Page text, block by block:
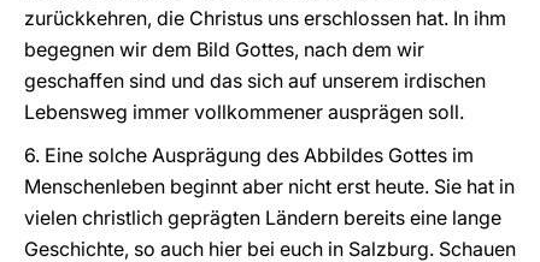
zurückkehren, die Christus uns erschlossen hat. In ihm
begegnen wir dem Bild Gottes, nach dem wir
geschaffen sind und das sich auf unserem irdischen
Lebensweg immer vollkommener ausprägen soll.
6. Eine solche Ausprägung des Abbildes Gottes im
Menschenleben beginnt aber nicht erst heute. Sie hat in
vielen christlich geprägten Ländern bereits eine lange
Geschichte, so auch hier bei euch in Salzburg. Schauen